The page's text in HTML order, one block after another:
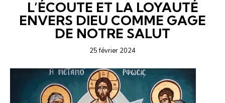
L’ÉCOUTE ET LA LOYAUTÉ
ENVERS DIEU COMME GAGE
DE NOTRE SALUT
25 février 2024